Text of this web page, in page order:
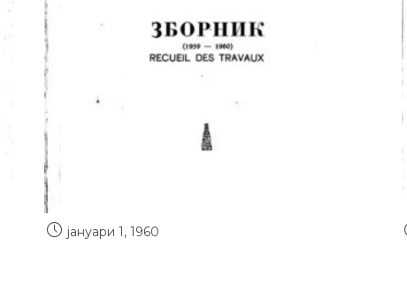
јануари 1, 1960